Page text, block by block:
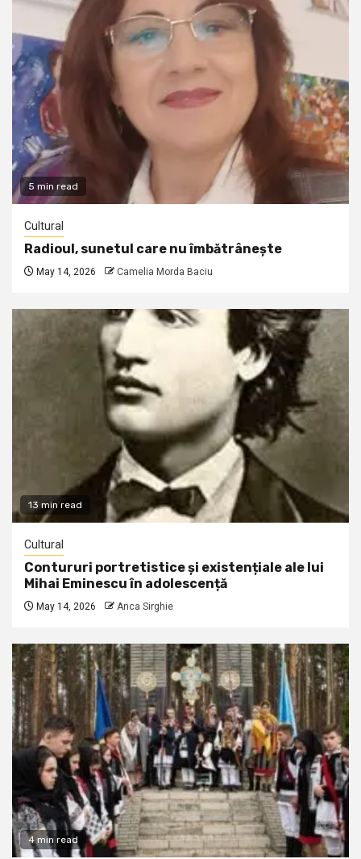
5 min read
Cultural
Radioul, sunetul care nu îmbătrânește
May 14, 2026 Camelia Morda Baciu
13 min read
Cultural
Contururi portretistice și existențiale ale lui
Mihai Eminescu în adolescență
May 14, 2026 Anca Sirghie
4 min read